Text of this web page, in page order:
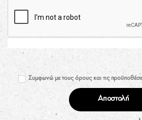
Συμφωνώ με τους όρους και τις
Αποστολή